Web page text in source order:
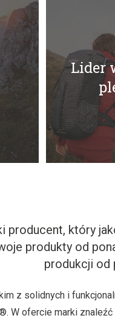
Lider
producent, który
produkty od
produkcji od
z solidnych i
W ofercie marki